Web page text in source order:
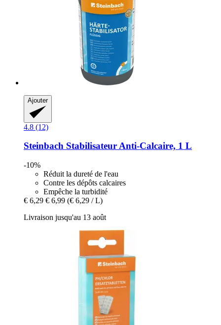
Ajouter
4.8 (12)
Steinbach Stabilisateur Anti-​Calcaire, 1 L
-10%
Réduit la dureté de l'eau
Contre les dépôts calcaires
Empêche la turbidité
€ 6,29 € 6,99 (€ 6,29 / L)
Livraison jusqu'au 13 août